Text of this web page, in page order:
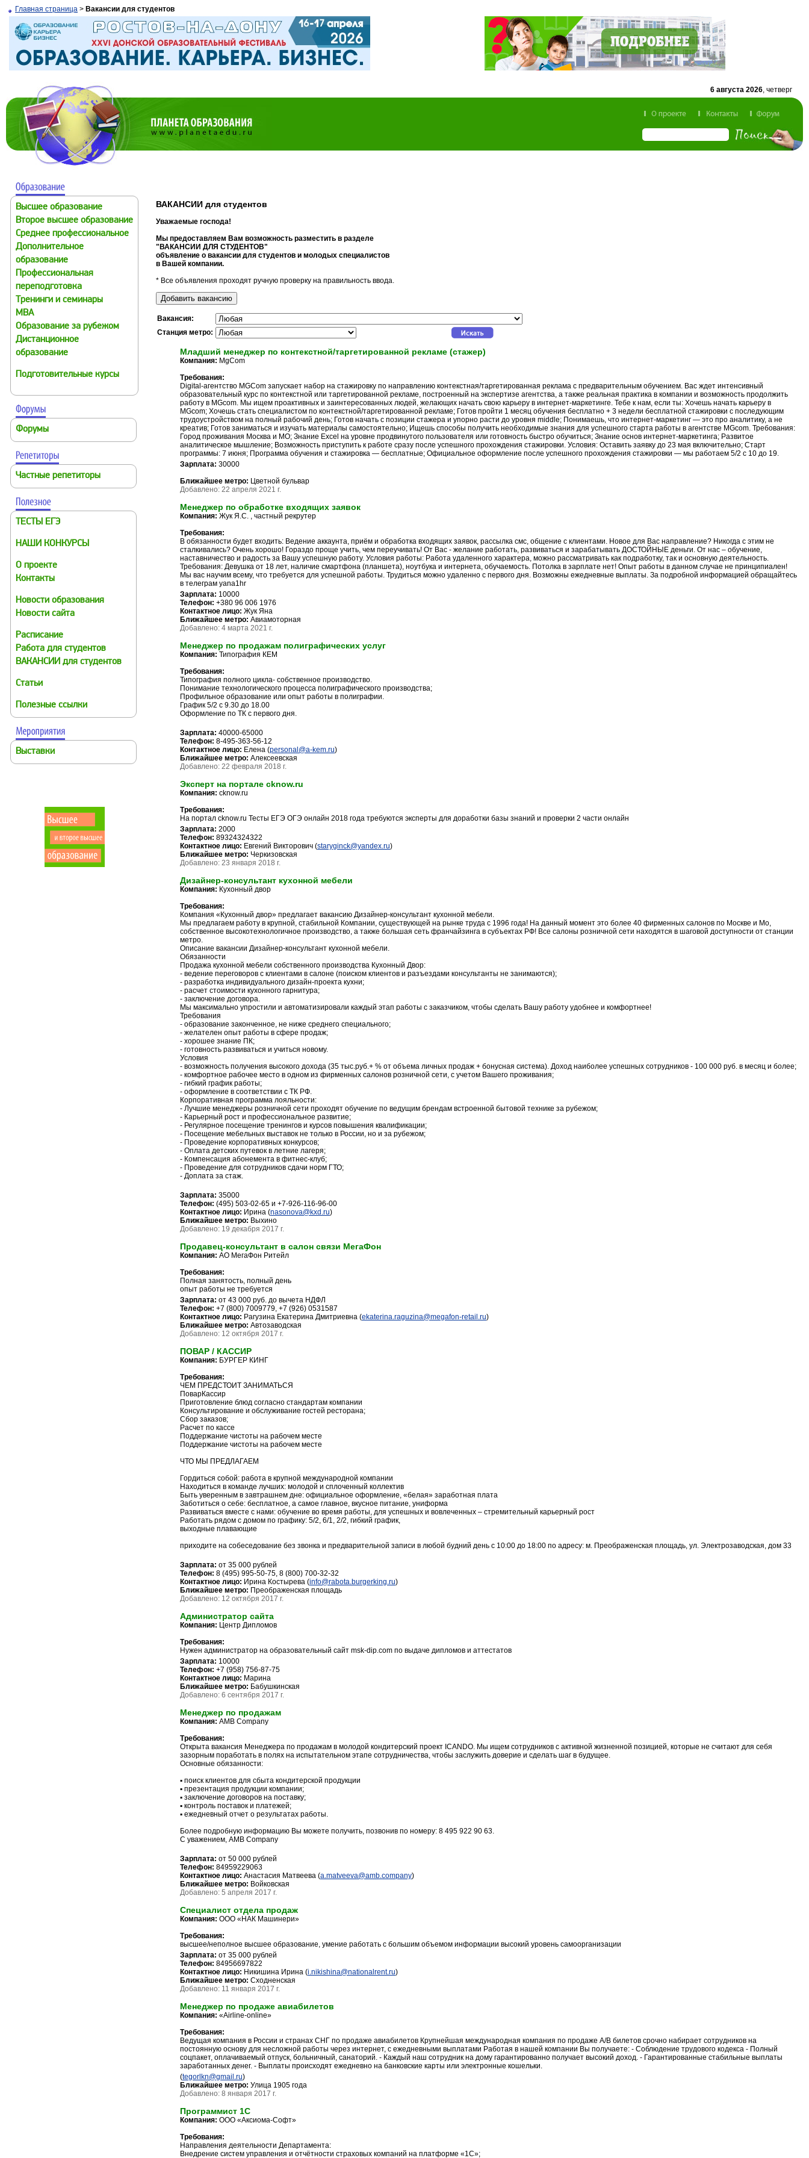
Главная страница > Вакансии для студентов
6 августа 2026, четверг
Высшее образование
Второе высшее образование
Среднее профессиональное
Дополнительное
образование
Профессиональная
переподготовка
Тренинги и семинары
MBA
Образование за рубежом
Дистанционное
образование
Подготовительные курсы
Форумы
Частные репетиторы
ТЕСТЫ ЕГЭ
НАШИ КОНКУРСЫ
О проекте
Контакты
Новости образования
Новости сайта
Расписание
Работа для студентов
ВАКАНСИИ для студентов
Статьи
Полезные ссылки
Выставки
ВАКАНСИИ для студентов
Уважаемые господа!
Мы предоставляем Вам возможность разместить в разделе
"ВАКАНСИИ ДЛЯ СТУДЕНТОВ"
объявление о вакансии для студентов и молодых специалистов
в Вашей компании.
* Все объявления проходят ручную проверку на правильность ввода.
Вакансия:
Станция метро:
Младший менеджер по контекстной/таргетированной рекламе (стажер)
Компания: MgCom
Требования:
Digital-агентство MGCom запускает набор на стажировку по направлению контекстная/таргетированная реклама с предварительным обучением. Вас ждет интенсивный
образовательный курс по контекстной или таргетированной рекламе, построенный на экспертизе агентства, а также реальная практика в компании и возможность продолжить
работу в MGcom. Мы ищем проактивных и заинтересованных людей, желающих начать свою карьеру в интернет-маркетинге. Тебе к нам, если ты: Хочешь начать карьеру в
MGcom; Хочешь стать специалистом по контекстной/таргетированной рекламе; Готов пройти 1 месяц обучения бесплатно + 3 недели бесплатной стажировки с последующим
трудоустройством на полный рабочий день; Готов начать с позиции стажера и упорно расти до уровня middle; Понимаешь, что интернет-маркетинг — это про аналитику, а не
креатив; Готов заниматься и изучать материалы самостоятельно; Ищешь способы получить необходимые знания для успешного старта работы в агентстве MGcom. Требования:
Город проживания Москва и МО; Знание Excel на уровне продвинутого пользователя или готовность быстро обучиться; Знание основ интернет-маркетинга; Развитое
аналитическое мышление; Возможность приступить к работе сразу после успешного прохождения стажировки. Условия: Оставить заявку до 23 мая включительно; Старт
программы: 7 июня; Программа обучения и стажировка — бесплатные; Официальное оформление после успешного прохождения стажировки — мы работаем 5/2 с 10 до 19.
Зарплата: 30000
Ближайшее метро: Цветной бульвар
Добавлено: 22 апреля 2021 г.
Менеджер по обработке входящих заявок
Компания: Жук Я.С. , частный рекрутер
Требования:
В обязанности будет входить: Ведение аккаунта, приём и обработка входящих заявок, рассылка смс, общение с клиентами. Новое для Вас направление? Никогда с этим не
сталкивались? Очень хорошо! Гораздо проще учить, чем переучивать! От Вас - желание работать, развиваться и зарабатывать ДОСТОЙНЫЕ деньги. От нас – обучение,
наставничество и радость за Вашу успешную работу. Условия работы: Работа удаленного характера, можно рассматривать как подработку, так и основную деятельность.
Требования: Девушка от 18 лет, нaличие cмapтфoнa (планшета), ноутбука и интepнетa, обучаемость. Потолка в зарплате нет! Опыт работы в данном случае не принципиален!
Мы вас научим всему, что требуется для успешной работы. Трудиться можно удаленно с первого дня. Возможны ежедневные выплаты. За подробной информацией обращайтесь
в телеграм yana1hr
Зарплата: 10000
Телефон: +380 96 006 1976
Контактное лицо: Жук Яна
Ближайшее метро: Авиамоторная
Добавлено: 4 марта 2021 г.
Менеджер по продажам полиграфических услуг
Компания: Типография КЕМ
Требования:
Типография полного цикла- собственное производство.
Понимание технологического процесса полиграфического производства;
Профильное образование или опыт работы в полиграфии.
График 5/2 с 9.30 до 18.00
Оформление по ТК с первого дня.
Зарплата: 40000-65000
Телефон: 8-495-363-56-12
Контактное лицо: Елена (personal@a-kem.ru)
Ближайшее метро: Алексеевская
Добавлено: 22 февраля 2018 г.
Эксперт на портале cknow.ru
Компания: cknow.ru
Требования:
На портал cknow.ru Тесты ЕГЭ ОГЭ онлайн 2018 года требуются эксперты для доработки базы знаний и проверки 2 части онлайн
Зарплата: 2000
Телефон: 89324324322
Контактное лицо: Евгений Викторович (staryginck@yandex.ru)
Ближайшее метро: Черкизовская
Добавлено: 23 января 2018 г.
Дизайнер-консультант кухонной мебели
Компания: Кухонный двор
Требования:
Компания «Кухонный двор» предлагает вакансию Дизайнер-консультант кухонной мебели.
Мы предлагаем работу в крупной, стабильной Компании, существующей на рынке труда с 1996 года! На данный момент это более 40 фирменных салонов по Москве и Мо,
собственное высокотехнологичное производство, а также большая сеть франчайзинга в субъектах РФ! Все салоны розничной сети находятся в шаговой доступности от станции
метро.
Описание вакансии Дизайнер-консультант кухонной мебели.
Обязанности
Продажа кухонной мебели собственного производства Кухонный Двор:
- ведение переговоров с клиентами в салоне (поиском клиентов и разъездами консультанты не занимаются);
- разработка индивидуального дизайн-проекта кухни;
- расчет стоимости кухонного гарнитура;
- заключение договора.
Мы максимально упростили и автоматизировали каждый этап работы с заказчиком, чтобы сделать Вашу работу удобнее и комфортнее!
Требования
- образование законченное, не ниже среднего специального;
- желателен опыт работы в сфере продаж;
- хорошее знание ПК;
- готовность развиваться и учиться новому.
Условия
- возможность получения высокого дохода (35 тыс.руб.+ % от объема личных продаж + бонусная система). Доход наиболее успешных сотрудников - 100 000 руб. в месяц и более;
- комфортное рабочее место в одном из фирменных салонов розничной сети, с учетом Вашего проживания;
- гибкий график работы;
- оформление в соответствии с ТК РФ.
Корпоративная программа лояльности:
- Лучшие менеджеры розничной сети проходят обучение по ведущим брендам встроенной бытовой технике за рубежом;
- Карьерный рост и профессиональное развитие;
- Регулярное посещение тренингов и курсов повышения квалификации;
- Посещение мебельных выставок не только в России, но и за рубежом;
- Проведение корпоративных конкурсов;
- Оплата детских путевок в летние лагеря;
- Компенсация абонемента в фитнес-клуб;
- Проведение для сотрудников сдачи норм ГТО;
- Доплата за стаж.
Зарплата: 35000
Телефон: (495) 503-02-65 и +7-926-116-96-00
Контактное лицо: Ирина (nasonova@kxd.ru)
Ближайшее метро: Выхино
Добавлено: 19 декабря 2017 г.
Продавец-консультант в салон связи МегаФон
Компания: АО МегаФон Ритейл
Требования:
Полная занятость, полный день
опыт работы не требуется
Зарплата: от 43 000 руб. до вычета НДФЛ
Телефон: +7 (800) 7009779, +7 (926) 0531587
Контактное лицо: Рагузина Екатерина Дмитриевна (ekaterina.raguzina@megafon-retail.ru)
Ближайшее метро: Автозаводская
Добавлено: 12 октября 2017 г.
ПОВАР / КАССИР
Компания: БУРГЕР КИНГ
Требования:
ЧЕМ ПРЕДСТОИТ ЗАНИМАТЬСЯ
ПоварКассир
Приготовление блюд согласно стандартам компании
Консультирование и обслуживание гостей ресторана;
Сбор заказов;
Расчет по кассе
Поддержание чистоты на рабочем месте
Поддержание чистоты на рабочем месте
ЧТО МЫ ПРЕДЛАГАЕМ
Гордиться собой: работа в крупной международной компании
Находиться в команде лучших: молодой и сплоченный коллектив
Быть уверенным в завтрашнем дне: официальное оформление, «белая» заработная плата
Заботиться о себе: бесплатное, а самое главное, вкусное питание, униформа
Развиваться вместе с нами: обучение во время работы, для успешных и вовлеченных – стремительный карьерный рост
Работать рядом с домом по графику: 5/2, 6/1, 2/2, гибкий график,
выходные плавающие
приходите на собеседование без звонка и предварительной записи в любой будний день с 10:00 до 18:00 по адресу: м. Преображенская площадь, ул. Электрозаводская, дом 33
Зарплата: от 35 000 рублей
Телефон: 8 (495) 995-50-75, 8 (800) 700-32-32
Контактное лицо: Ирина Костырева (info@rabota.burgerking.ru)
Ближайшее метро: Преображенская площадь
Добавлено: 12 октября 2017 г.
Администратор сайта
Компания: Центр Дипломов
Требования:
Нужен администратор на образовательный сайт msk-dip.com по выдаче дипломов и аттестатов
Зарплата: 10000
Телефон: +7 (958) 756-87-75
Контактное лицо: Марина
Ближайшее метро: Бабушкинская
Добавлено: 6 сентября 2017 г.
Менеджер по продажам
Компания: AMB Company
Требования:
Открыта вакансия Менеджера по продажам в молодой кондитерский проект ICANDO. Мы ищем сотрудников c активной жизненной позицией, которые не считают для себя
зазорным поработать в полях на испытательном этапе сотрудничества, чтобы заслужить доверие и сделать шаг в будущее.
Основные обязанности:
▪ поиск клиентов для сбыта кондитерской продукции
▪ презентация продукции компании;
▪ заключение договоров на поставку;
▪ контроль поставок и платежей;
▪ ежедневный отчет о результатах работы.
Более подробную информацию Вы можете получить, позвонив по номеру: 8 495 922 90 63.
С уважением, AMB Company
Зарплата: от 50 000 рублей
Телефон: 84959229063
Контактное лицо: Анастасия Матвеева (a.matveeva@amb.company)
Ближайшее метро: Войковская
Добавлено: 5 апреля 2017 г.
Специалист отдела продаж
Компания: ООО «НАК Машинери»
Требования:
высшее/неполное высшее образование, умение работать с большим объемом информации высокий уровень самоорганизации
Зарплата: от 35 000 рублей
Телефон: 84956697822
Контактное лицо: Никишина Ирина (i.nikishina@nationalrent.ru)
Ближайшее метро: Сходненская
Добавлено: 11 января 2017 г.
Менеджер по продаже авиабилетов
Компания: «Airline-online»
Требования:
Ведущая компания в России и странах СНГ по продаже авиабилетов Крупнейшая международная компания по продаже А/В билетов срочно набирает сотрудников на
постоянную основу для несложной работы через интернет, с ежедневными выплатами Работая в нашей компании Вы получаете: - Соблюдение трудового кодекса - Полный
соцпакет, оплачиваемый отпуск, больничный, санаторий. - Каждый наш сотрудник на дому гарантированно получает высокий доход. - Гарантированные стабильные выплаты
заработанных денег. - Выплаты происходят ежедневно на банковские карты или электронные кошельки.
(tegorlkn@gmail.ru)
Ближайшее метро: Улица 1905 года
Добавлено: 8 января 2017 г.
Программист 1С
Компания: ООО «Аксиома-Софт»
Требования:
Направления деятельности Департамента:
Внедрение систем управления и отчётности страховых компаний на платформе «1С»;